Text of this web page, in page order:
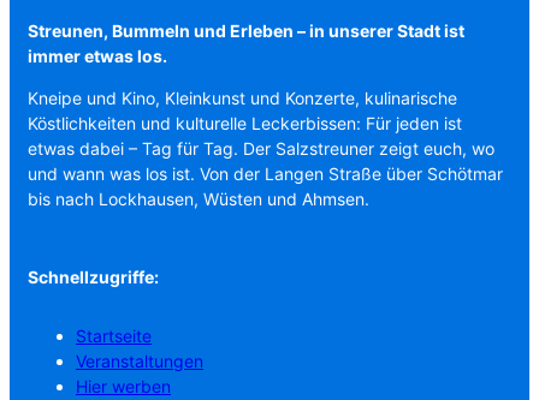
Streunen, Bummeln und Erleben – in unserer Stadt ist
immer etwas los.
Kneipe und Kino, Kleinkunst und Konzerte, kulinarische
Köstlichkeiten und kulturelle Leckerbissen: Für jeden ist
etwas dabei – Tag für Tag. Der Salzstreuner zeigt euch, wo
und wann was los ist. Von der Langen Straße über Schötmar
bis nach Lockhausen, Wüsten und Ahmsen.
Schnellzugriffe:
Startseite
Veranstaltungen
Hier werben